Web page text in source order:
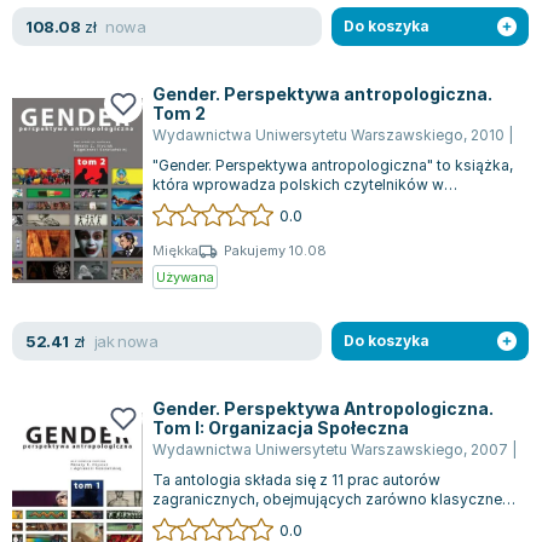
Książki o naukach politycznych dla studentów
Książki do nauk społecznych dla studentów
Książki do nauk ścisłych dla studentów
Prawo - książki dla studentów
Technologia żywności - książki
Zarządzanie i marketing - książki
Nauka języków obcych - książki
Podręczniki dla nauczycieli - metodyka
Bolesław Prus
Wanda Chotomska
Józef Ignacy Kraszewski
Clive Staples Lewis
Martyna Wojciechowska
Melissa De la Cruz
Blanka Lipińska
Jaś Kapela
Witold Gadowski
Marcin Kowalczyk
Piotr Zychowicz
Joanna Jabłczyńska
Piotr Kościelny
Jan Piński
108.08 zł nowa Do koszyka
Gender. Perspektywa antropologiczna.
Tom 2
Wydawnictwa Uniwersytetu Warszawskiego, 2010
"Gender. Perspektywa antropologiczna" to książka,
która wprowadza polskich czytelników w
zagadnienia związane z antropologią płci...
0.0
Miękka
Pakujemy 10.08
Używana
52.41 zł jak nowa Do koszyka
Gender. Perspektywa Antropologiczna.
Tom I: Organizacja Społeczna
Wydawnictwa Uniwersytetu Warszawskiego, 2007
Ta antologia składa się z 11 prac autorów
zagranicznych, obejmujących zarówno klasyczne,
jak i nowo stworzone teksty, przygotowane...
0.0